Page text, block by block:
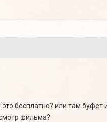
бесплатно? или там буфет
фильма?